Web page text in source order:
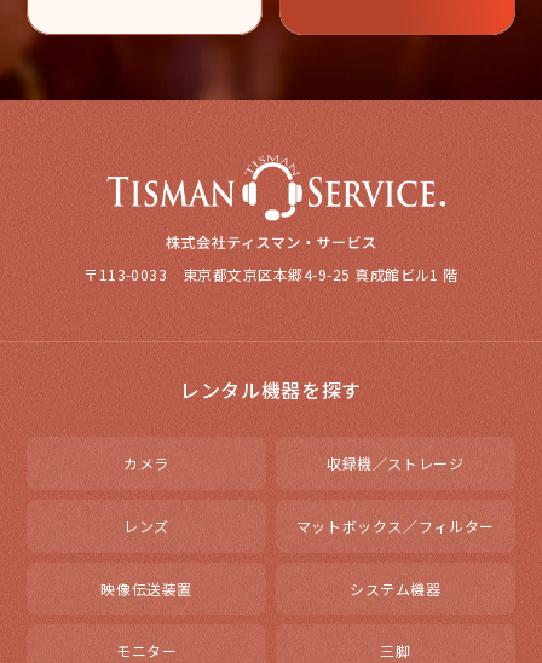
〒113-0033 東京都文京区本郷4-9-25 真成館ビル1 階
レンタル機器を探す
カメラ 収録機／ストレージ
レンズ マットボックス／フィルター
映像伝送装置 システム機器
モニター 三脚